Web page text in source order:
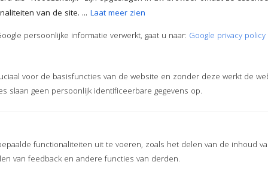
van de site. ... Laat meer zien
persoonlijke informatie verwerkt, gaat u naar: Google privacy policy
voor de basisfuncties van de website en zonder deze werkt de
slaan geen persoonlijk identificeerbare gegevens op.
functionaliteiten uit te voeren, zoals het delen van de inhoud
van feedback en andere functies van derden.
PRIJS
onze foam speelmat? Neem contact op met onze
klantenservice